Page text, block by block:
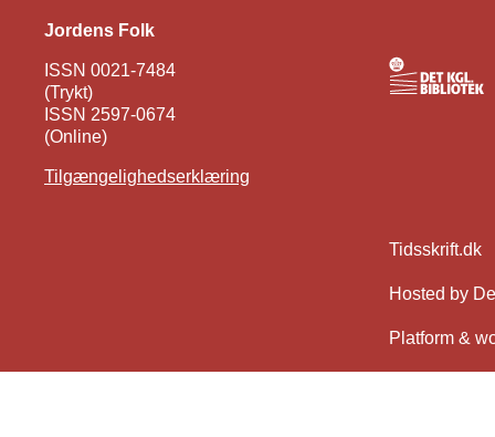
Jordens Folk
ISSN 0021-7484
(Trykt)
ISSN 2597-0674
(Online)
Tilgængelighedserklæring